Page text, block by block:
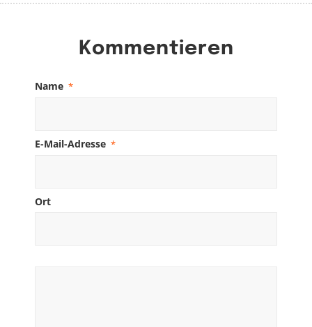
Kommentieren
Name *
E-Mail-Adresse *
Ort